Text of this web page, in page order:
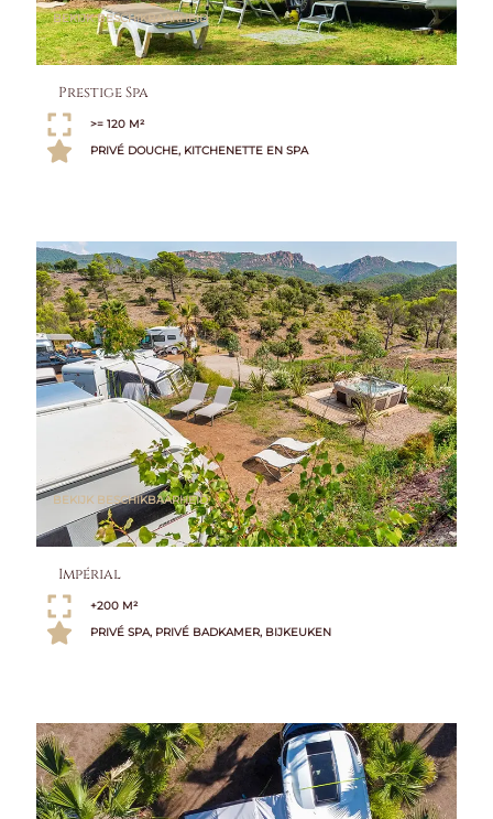
BEKIJK BESCHIKBAARHEID
Prestige Spa
>= 120 M²
PRIVÉ DOUCHE, KITCHENETTE EN SPA
BEKIJK BESCHIKBAARHEID
Impérial
+200 M²
PRIVÉ SPA, PRIVÉ BADKAMER, BIJKEUKEN